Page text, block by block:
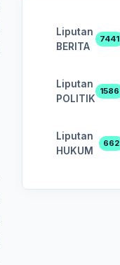
Liputan
BERITA
7441
Liputan
POLITIK
1586
Liputan
HUKUM
662